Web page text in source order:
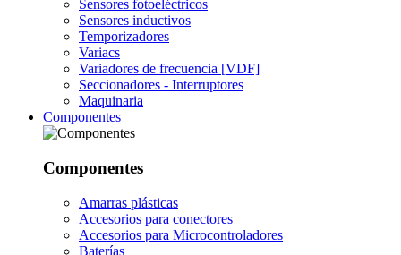
Sensores fotoeléctricos
Sensores inductivos
Temporizadores
Variacs
Variadores de frecuencia [VDF]
Seccionadores - Interruptores
Maquinaria
Componentes
Componentes
Amarras plásticas
Accesorios para conectores
Accesorios para Microcontroladores
Baterías